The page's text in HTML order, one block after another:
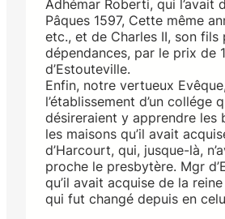
Adhémar Roberti, qui l’avait
Pâques 1597, Cette même
etc., et de Charles II, son
dépendances, par le prix de
d’Estouteville.
Enfin, notre vertueux
l’établissement d’un
désireraient y apprendre les
les maisons qu’il avait
d’Harcourt, qui, jusque-là,
proche le presbytère. Mgr
qu’il avait acquise de la
qui fut changé depuis en